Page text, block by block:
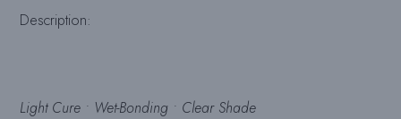
Description:
Light Cure • Wet-Bonding • Clear Shade